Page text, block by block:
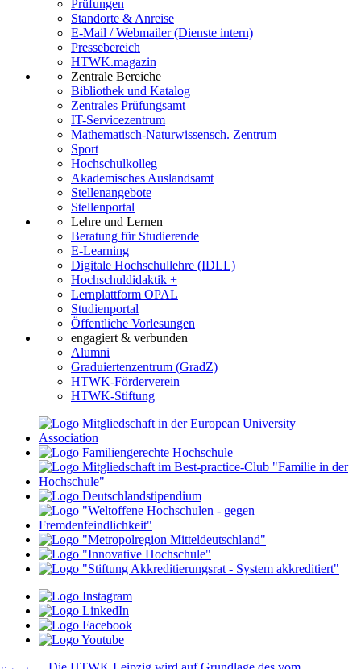
Prüfungen
Standorte & Anreise
E-Mail / Webmailer (Dienste intern)
Pressebereich
HTWK.magazin
Zentrale Bereiche
Bibliothek und Katalog
Zentrales Prüfungsamt
IT-Servicezentrum
Mathematisch-Naturwissensch. Zentrum
Sport
Hochschulkolleg
Akademisches Auslandsamt
Stellenangebote
Stellenportal
Lehre und Lernen
Beratung für Studierende
E-Learning
Digitale Hochschullehre (IDLL)
Hochschuldidaktik +
Lernplattform OPAL
Studienportal
Öffentliche Vorlesungen
engagiert & verbunden
Alumni
Graduiertenzentrum (GradZ)
HTWK-Förderverein
HTWK-Stiftung